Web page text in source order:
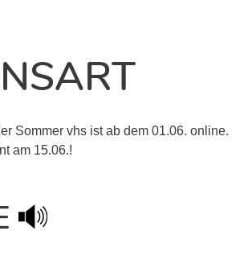
Sommer vhs ist ab dem 01.06. online.
am 15.06.!